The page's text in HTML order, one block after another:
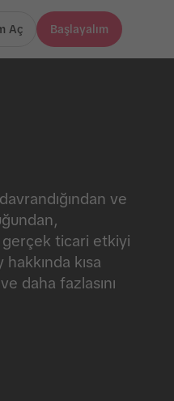
Aç Başlayalım
ve
gerçek ticari etkiyi
hakkında kısa
daha fazlasını